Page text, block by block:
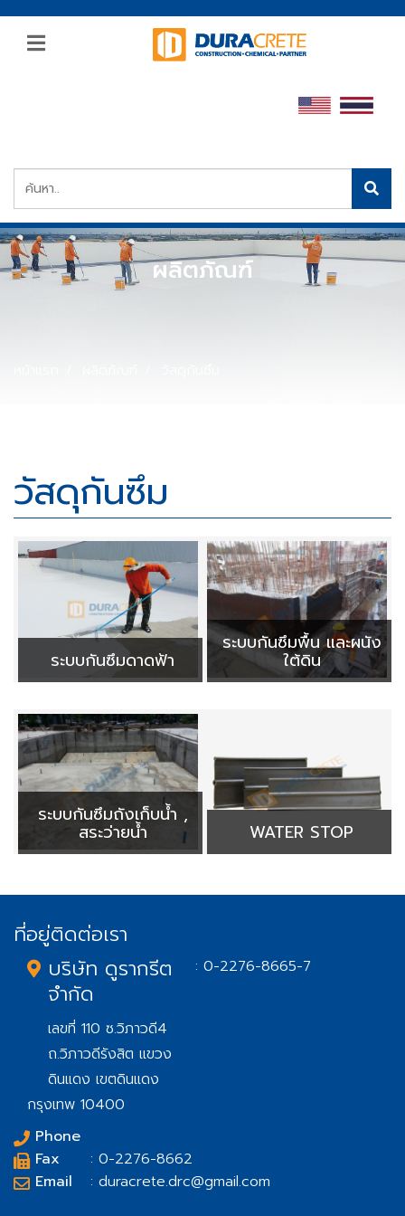
ผลิตภัณฑ์
วัสดุกันซึม
ระบบกันซึมดาดฟ้า
ระบบกันซึมพื้น และผนัง
ใต้ดิน
ระบบกันซึมถังเก็บน้ำ ,
สระว่ายน้ำ WATER STOP
ที่อยู่ติดต่อเรา
บริษัท ดูรากรีต
จำกัด
เลขที่ 110 ซ.วิภาวดี4
ถ.วิภาวดีรังสิต แขวง
ดินแดง เขตดินแดง
กรุงเทพ 10400
Phone
: 0-2276-8665-7
Fax
: 0-2276-8662
Email
: duracrete.drc@gmail.com